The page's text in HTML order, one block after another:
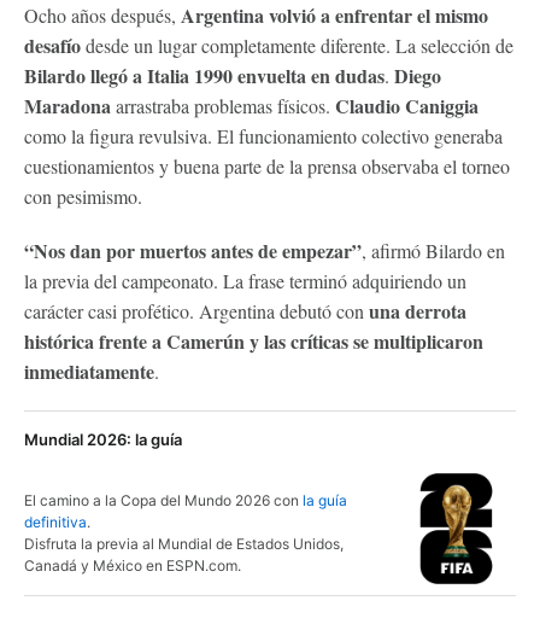
Ocho años después, Argentina volvió a enfrentar el mismo
desafíodesde un lugar completamente diferente. La selección de
Bilardo llegó a Italia 1990 envuelta en dudas. Diego
Maradonaarrastraba problemas físicos. Claudio Caniggia
como la figura revulsiva. El funcionamiento colectivo generaba
cuestionamientos y buena parte de la prensa observaba el torneo
con pesimismo.
“Nos dan por muertos antes de empezar”, afirmó Bilardo en
la previa del campeonato. La frase terminó adquiriendo un
carácter casi profético. Argentina debutó conuna derrota
histórica frente a Camerún y las críticas se multiplicaron
inmediatamente.
Mundial 2026: la guía
El camino a la Copa del Mundo 2026 con la guía
definitiva.
Disfruta la previa al Mundial de Estados Unidos,
Canadá y México en ESPN.com.